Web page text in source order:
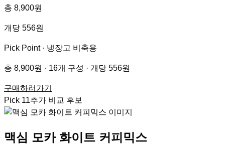
총 8,900원
개당 556원
Pick Point · 냉장고 비축용
총 8,900원 · 16개 구성 · 개당 556원
구매하러가기
Pick 11추가 비교 후보
맥심 모카 화이트 커피믹스